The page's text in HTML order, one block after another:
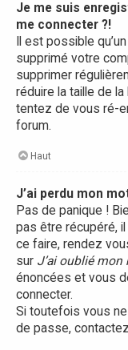
Je me suis
me connecter ?!
Il est possible
supprimé votre
supprimer
réduire la taille de
tentez de vous ré-
forum.
Haut
J’ai perdu mon
Pas de panique !
pas être récupéré,
ce faire, rendez
sur J’ai oublié mon
énoncées et vous
connecter.
Si toutefois vous
de passe,